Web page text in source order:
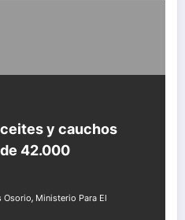
y cauchos
42.000
Osorio, Ministerio Para El